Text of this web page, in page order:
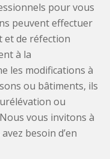
pour vous
peuvent effectuer
et de réfection
à la
les modifications à
ou bâtiments, ils
ou
vous invitons à
besoin d’en